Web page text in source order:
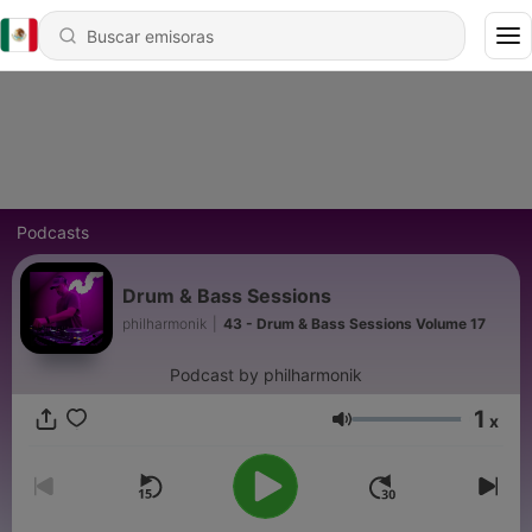
Podcasts
Drum & Bass Sessions
philharmonik 43 - Drum & Bass Sessions Volume 17
Podcast by philharmonik
Volumen 1 x